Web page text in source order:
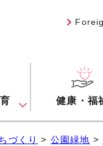
健康・福
づくり > 公園緑地 >